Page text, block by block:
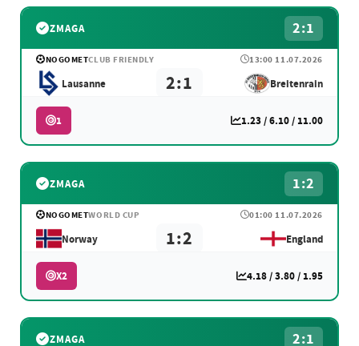
ZMAGA 2:1
NOGOMETCLUB FRIENDLY 13:00 11.07.2026
Lausanne 2:1 Breitenrain
1 1.23 / 6.10 / 11.00
ZMAGA 1:2
NOGOMETWORLD CUP 01:00 11.07.2026
Norway 1:2 England
X2 4.18 / 3.80 / 1.95
ZMAGA 2:1